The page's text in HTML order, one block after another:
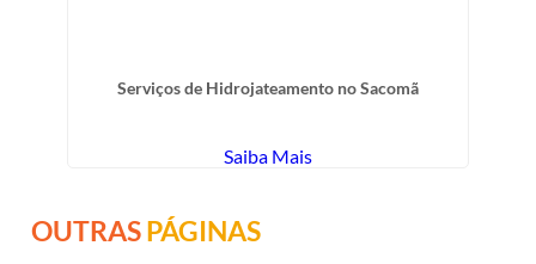
Serviços de Hidrojateamento no Sacomã
Saiba Mais
OUTRASPÁGINAS